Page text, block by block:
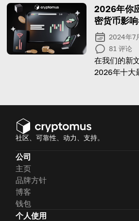
2026年你
密货币影
2024年7
81 评论
在我们的新
2026年十大
社区、可靠性、动力、支持。
公司
主页
品牌方针
博客
钱包
个人使用